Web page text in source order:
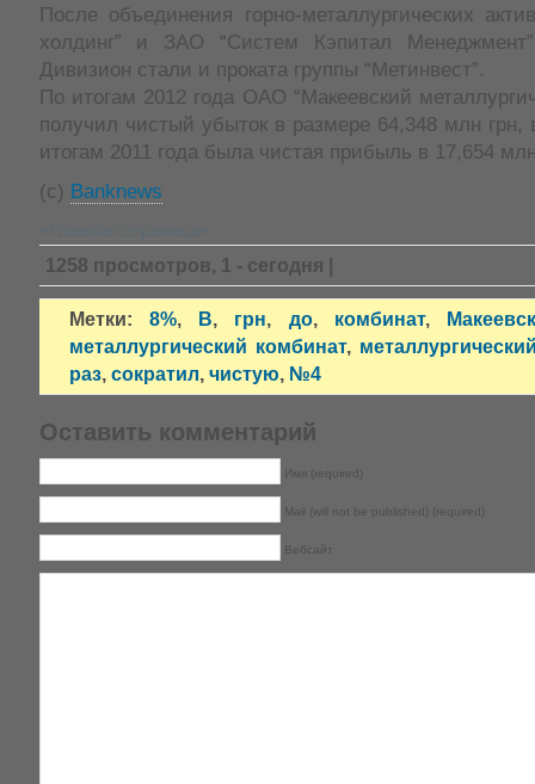
После объединения горно-металлургических
холдинг” и ЗАО “Систем Кэпитал
Дивизион стали и проката группы “Метинвест”.
По итогам 2012 года ОАО “Макеевский
получил чистый убыток в размере 64,348 млн грн,
итогам 2011 года была чистая прибыль в 17,654
(c) Banknews
1258 просмотров, 1 - сегодня |
Метки: 8%, В, грн, до, комбинат,
металлургический комбинат,
раз, сократил, чистую, №4
Оставить комментарий
Имя (required)
Mail (will not be published) (required)
Вебсайт